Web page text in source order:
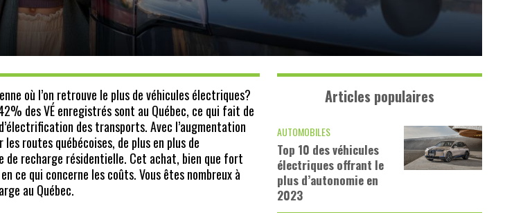
où l’on retrouve le plus de véhicules électriques?
des VÉ enregistrés sont au Québec, ce qui fait de
des transports. Avec l’augmentation
routes québécoises, de plus en plus de
de recharge résidentielle. Cet achat, bien que fort
ce qui concerne les coûts. Vous êtes nombreux à
au Québec.
Articles populaires
AUTOMOBILES
Top 10 des véhicules
électriques offrant le
plus d’autonomie en
2023